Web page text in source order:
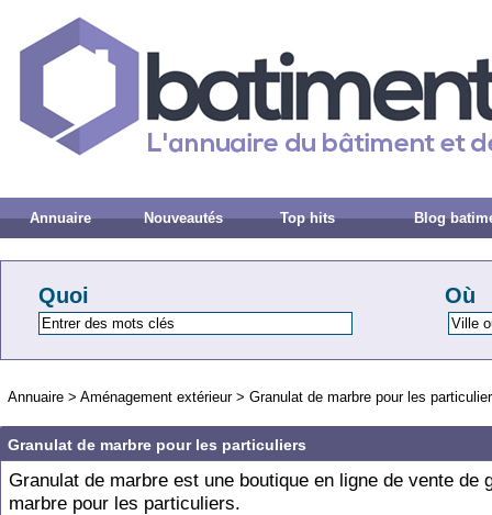
Annuaire Nouveautés Top hits Blog
Quoi Où
Annuaire > Aménagement extérieur> Granulat de marbre pour les
Granulat de marbre pour les particuliers
Granulat de marbre est une boutique en ligne de vente de
marbre pour les particuliers.